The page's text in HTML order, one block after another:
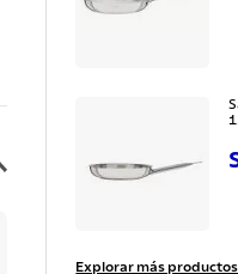
Explorar más productos